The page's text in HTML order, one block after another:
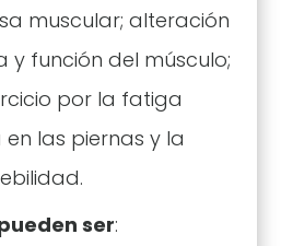
muscular; alteración
y función del músculo;
por la fatiga
las piernas y la
ser: